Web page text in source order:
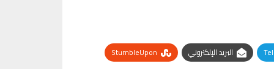
البريد الإلكتروني
StumbleUpon